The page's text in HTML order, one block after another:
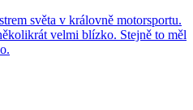
světa v královně motorsportu.
velmi blízko. Stejně to měl